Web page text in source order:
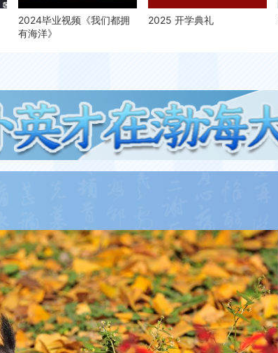
2025-11
2024毕业视频《我们都拥
有海洋》
2025-11
2025 开学典礼